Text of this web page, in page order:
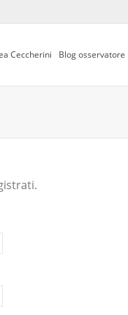
Ceccherini Blog osservatore